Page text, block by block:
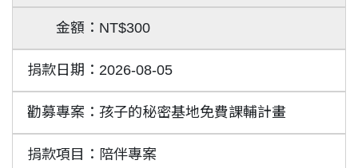
NT$300
2026-08-05
孩子的秘密基地免費課輔計畫
陪伴專案